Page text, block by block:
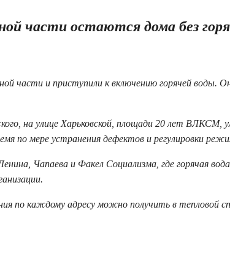
части остаются дома без
части и приступили к включению горячей воды.
на улице Харьковской, площади 20 лет ВЛКСМ,
по мере устранения дефектов и регулировки
Чапаева и Факел Социализма, где горячая
по каждому адресу можно получить в тепловой